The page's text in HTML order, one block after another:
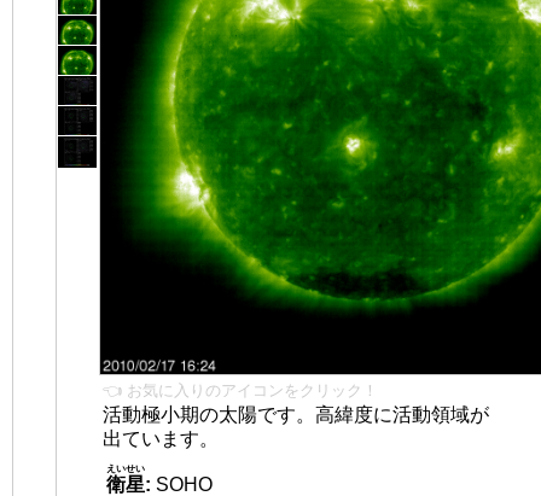
👈 お気に入りのアイコンをクリック！
活動極小期の太陽です。高緯度に活動領域が
出ています。
衛星
えいせい
: SOHO